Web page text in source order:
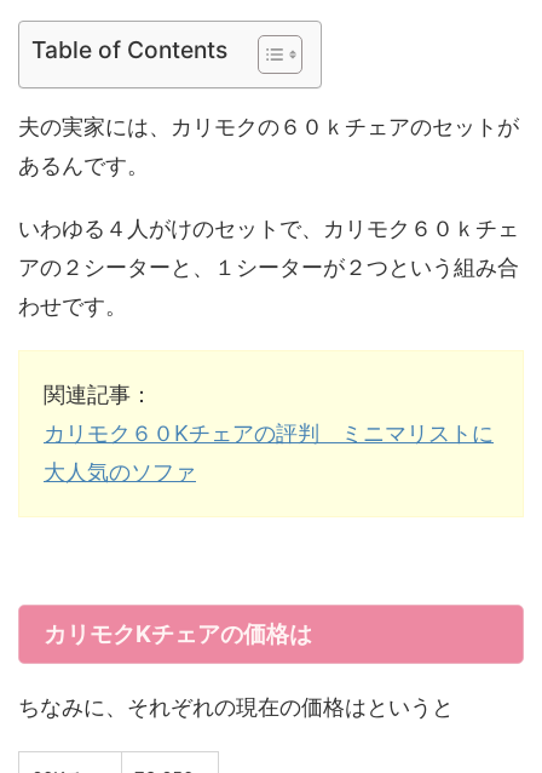
Table of Contents
夫の実家には、カリモクの６０ｋチェアのセットが
あるんです。
いわゆる４人がけのセットで、カリモク６０ｋチェ
アの２シーターと、１シーターが２つという組み合
わせです。
関連記事：
カリモク６０Kチェアの評判 ミニマリストに
大人気のソファ
カリモクKチェアの価格は
ちなみに、それぞれの現在の価格はというと